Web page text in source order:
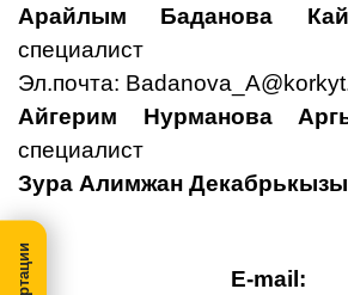
Арайлым Баданова
специалист
Эл.почта:
Айгерим Нурманова
специалист
Зура Алимжан Декабрькызы
Е-mail: